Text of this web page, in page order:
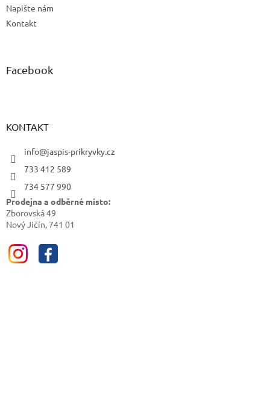
Napište nám
Kontakt
Facebook
KONTAKT
info@jaspis-prikryvky.cz
733 412 589
734 577 990
Prodejna a odběrné místo:
Zborovská 49
Nový Jičín, 741 01